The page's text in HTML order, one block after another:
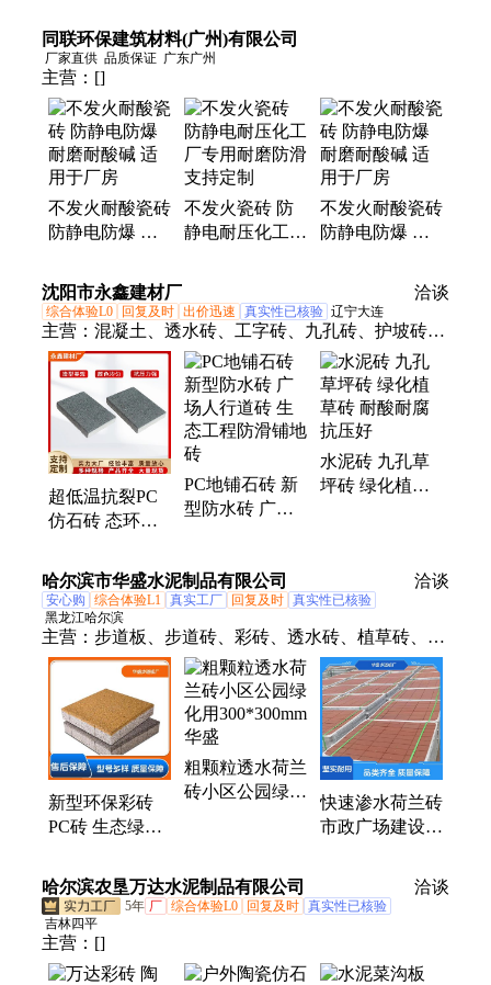
砖
环保 厂家批发
东兴
同联环保建筑材料(广州)有限公司
厂家直供 品质保证 广东广州
主营： []
不发火耐酸瓷砖
防静电防爆 耐
于厂房
不发火瓷砖 防
静电耐压化工厂
不发火耐酸瓷砖
防静电防爆 耐
沈阳市永鑫建材厂 洽谈
综合体验L0 回复及时 出价迅速 真实性已核验 辽宁大连
主营： 混凝土、透水砖、工字砖、九孔砖、护坡砖、
pc仿石方砖、井字草坪砖、港口齿形码头砖
超低温抗裂PC
仿石砖 态环保
家 现货批发
PC地铺石砖 新
型防水砖 广场
水泥砖 九孔草
坪砖 绿化植草
哈尔滨市华盛水泥制品有限公司 洽谈
安心购 综合体验L1 真实工厂 回复及时 真实性已核验
黑龙江哈尔滨
主营： 步道板、步道砖、彩砖、透水砖、植草砖、草
坪砖、pc砖、仿石砖、护坡砖、排水槽、U型槽
新型环保彩砖
PC砖 生态绿化
流 发货快 华盛
步道板厂
粗颗粒透水荷兰
砖小区公园绿化
快速渗水荷兰砖
市政广场建设用
哈尔滨农垦万达水泥制品有限公司 洽谈
5年 厂 综合体验L0 回复及时 真实性已核验
吉林四平
主营： []